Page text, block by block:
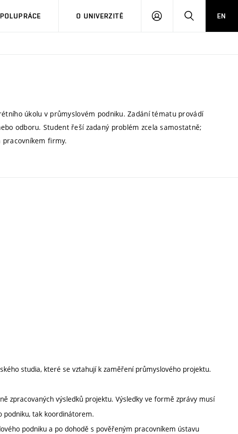
O UNIVERZITĚ
PŘIHLÁSIT HLEDATEN
úkolu v průmyslovém podniku. Zadání tématu provádí
odboru. Student řeší zadaný problém zcela samostatně;
pracovníkem firmy.
studia, které se vztahují k zaměření průmyslového projektu.
zpracovaných výsledků projektu. Výsledky ve formě zprávy musí
podniku, tak koordinátorem.
podniku a po dohodě s pověřeným pracovníkem ústavu